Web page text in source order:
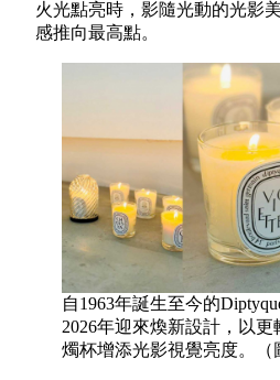
火光點亮時，影隨光動的光影
感推向最高點。
自1963年誕生至今的
2026年迎來煥新設計，以
燭杯增添光影視覺亮度。（